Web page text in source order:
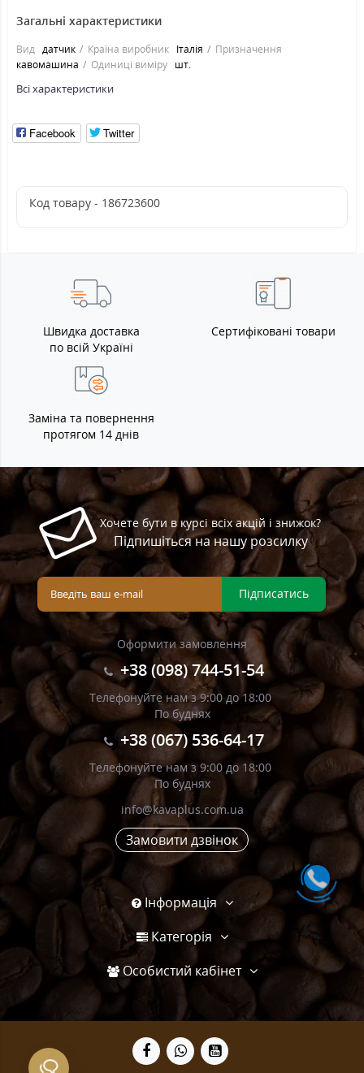
Загальні характеристики
Вид датчик Країна виробник Італія
Призначення
кавомашина
Одиниці виміру шт.
Всі характеристики
Facebook Twitter
Код товару - 186723600
Швидка доставка
по всій Україні
Сертифіковані товари
Заміна та повернення
протягом 14 днів
Хочете бути в курсі всіх акцій і знижок?
Підпишіться на нашу розсилку
Підписатись
Оформити замовлення
+38 (098) 744-51-54
Телефонуйте нам з 9:00 до 18:00
По буднях
+38 (067) 536-64-17
Телефонуйте нам з 9:00 до 18:00
По буднях
info@kavaplus.com.ua
Замовити дзвінок
Інформація
Категорія
Особистий кабінет